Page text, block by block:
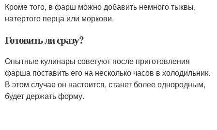
Кроме того, в фарш можно добавить немного тыквы,
натертого перца или моркови.
Готовить ли сразу?
Опытные кулинары советуют после приготовления
фарша поставить его на несколько часов в холодильник.
В этом случае он настоится, станет более однородным,
будет держать форму.